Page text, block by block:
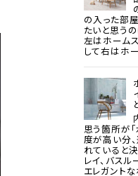
の入った部
たいと思う
左はホーム
して右はホ
思う箇所が
度が高い分
れていると
レイ、バス
エレガント